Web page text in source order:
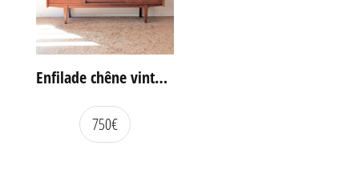
Enfilade chêne vintage portes coulissantes
750€